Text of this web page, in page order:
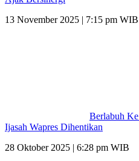
13 November 2025 | 7:15 pm WIB
Berlabuh
Ijasah Wapres Dihentikan
28 Oktober 2025 | 6:28 pm WIB